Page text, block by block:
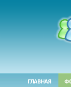
ГЛАВНАЯ